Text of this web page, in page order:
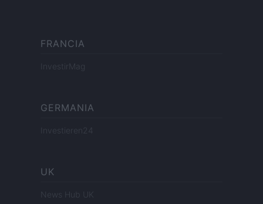
FRANCIA
InvestirMag
GERMANIA
Investieren24
UK
News Hub UK